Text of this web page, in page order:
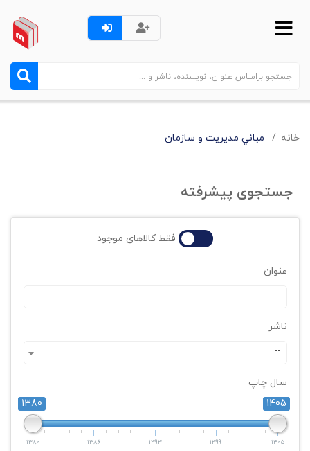
خانه مباني مديريت و سازمان
جستجوی پیشرفته
فقط کالاهای موجود
عنوان
ناشر
--
سال چاپ
1380
1405
1380 1386 1393 1399 1405